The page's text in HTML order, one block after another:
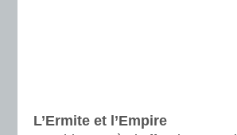
L’Ermite et l’Empire